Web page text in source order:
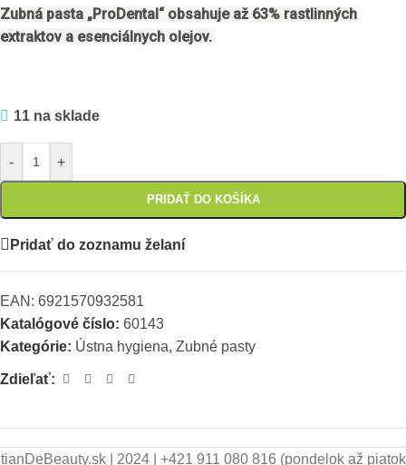
Zubná pasta „ProDental“ obsahuje až 63% rastlinných
extraktov a esenciálnych olejov.
11 na sklade
- +
PRIDAŤ DO KOŠÍKA
Pridať do zoznamu želaní
EAN: 6921570932581
Katalógové číslo: 60143
Kategórie: Ústna hygiena, Zubné pasty
Zdieľať:
tianDeBeauty.sk | 2024 | +421 911 080 816 (pondelok až piatok